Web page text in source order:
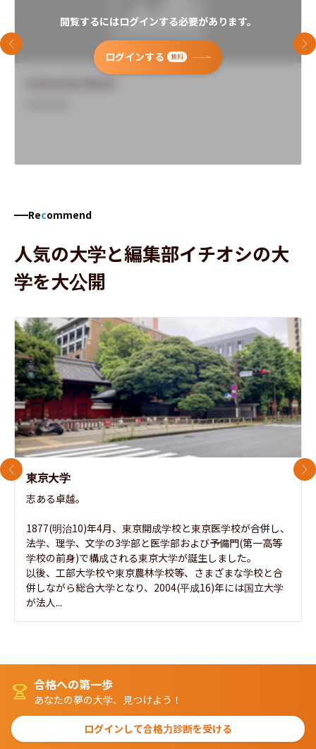
閲覧するにはログインする必要があります。
ログインする 無料
前のスライド 次
Recommend
人気の大学と編集部イチオシの大
学を大公開
東京大学
志ある卓越。
1877(明治10)年4月、東京開成学校と東京医学校が合併し、
法学、理学、文学の3学部と医学部および予備門(第一高等
学校の前身)で構成される東京大学が誕生しました。
以後、工部大学校や東京農林学校等、さまざまな学校と合
併しながら総合大学となり、2004(平成16)年には国立大学
が法人...
前のスライド 次
合格への第一歩
あなたの夢の大学、見つけよう！
ログインして合格力診断を受ける